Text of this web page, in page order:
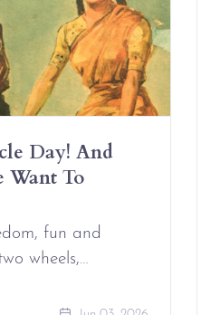
Day! And
Want To
fun and
wheels,…